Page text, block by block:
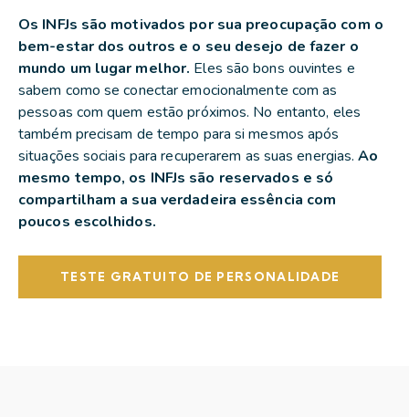
Os INFJs são motivados por sua preocupação com o
bem-estar dos outros e o seu desejo de fazer o
mundo um lugar melhor. Eles são bons ouvintes e
sabem como se conectar emocionalmente com as
pessoas com quem estão próximos. No entanto, eles
também precisam de tempo para si mesmos após
situações sociais para recuperarem as suas energias.Ao
mesmo tempo, os INFJs são reservados e só
compartilham a sua verdadeira essência com
poucos escolhidos.
TESTE GRATUITO DE PERSONALIDADE